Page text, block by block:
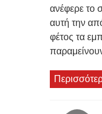
ανέφερε το
αυτή την
φέτος τα